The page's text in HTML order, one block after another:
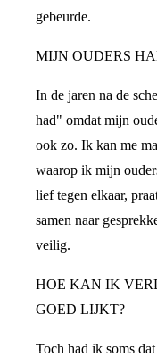
gebeurde.
MIJN OUDERS
In de jaren na de
had" omdat mijn
ook zo. Ik kan me
waarop ik mijn
lief tegen elkaar,
samen naar
veilig.
HOE KAN IK
GOED LIJKT?
Toch had ik soms